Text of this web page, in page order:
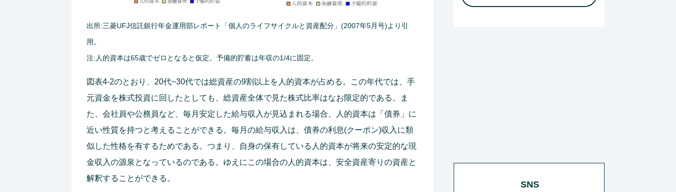
出所:三菱UFJ信託銀行年金運用部レポート「個人のライフサイクルと資産配分」(2007年5月号)より引
用。
注:人的資本は65歳でゼロとなると仮定。予備的貯蓄は年収の1/4に固定。
図表4-2のとおり、20代~30代では総資産の9割以上を人的資本が占める。この年代では、手
元資金を株式投資に回したとしても、総資産全体で見た株式比率はなお限定的である。ま
た、会社員や公務員など、毎月安定した給与収入が見込まれる場合、人的資本は「債券」に
近い性質を持つと考えることができる。毎月の給与収入は、債券の利息(クーポン)収入に類
似した性格を有するためである。つまり、自身の保有している人的資本が将来の安定的な現
金収入の源泉となっているのである。ゆえにこの場合の人的資本は、安全資産寄りの資産と
解釈することができる。
SNS